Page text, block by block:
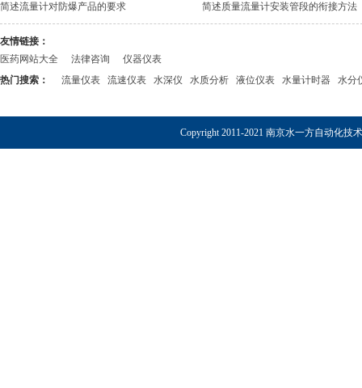
简述流量计对防爆产品的要求
简述质量流量计安装管段的衔接方法
友情链接：
医药网站大全
法律咨询
仪器仪表
热门搜索：
流量仪表 流速仪表 水深仪 水质分析 液位仪表 水量计时器 水分
Copyright 2011-2021 南京水一方自动化技